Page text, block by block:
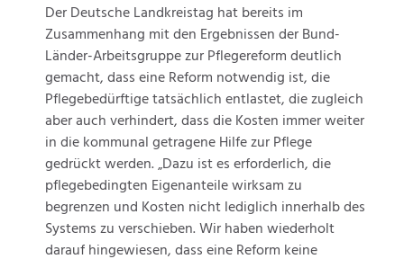
Der Deutsche Landkreistag hat bereits im
Zusammenhang mit den Ergebnissen der Bund-
Länder-Arbeitsgruppe zur Pflegereform deutlich
gemacht, dass eine Reform notwendig ist, die
Pflegebedürftige tatsächlich entlastet, die zugleich
aber auch verhindert, dass die Kosten immer weiter
in die kommunal getragene Hilfe zur Pflege
gedrückt werden. „Dazu ist es erforderlich, die
pflegebedingten Eigenanteile wirksam zu
begrenzen und Kosten nicht lediglich innerhalb des
Systems zu verschieben. Wir haben wiederholt
darauf hingewiesen, dass eine Reform keine